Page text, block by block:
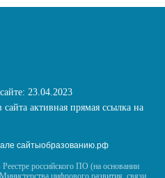
23.04.2023
активная прямая ссылка на
сайтыобразованию.рф
российского ПО (на основании
цифрового развития, связи